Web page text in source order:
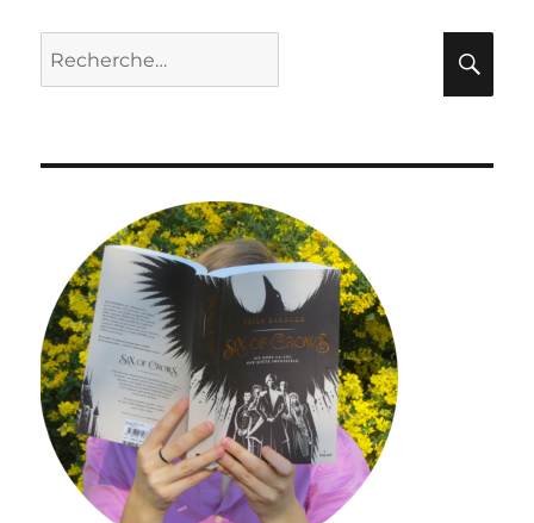
pour :